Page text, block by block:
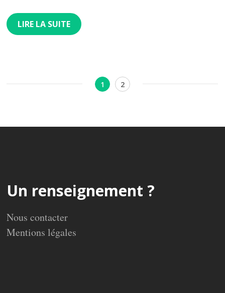
LIRE LA SUITE
Pagination
Page
1 Page
2
Un renseignement ?
Nous contacter
Mentions légales